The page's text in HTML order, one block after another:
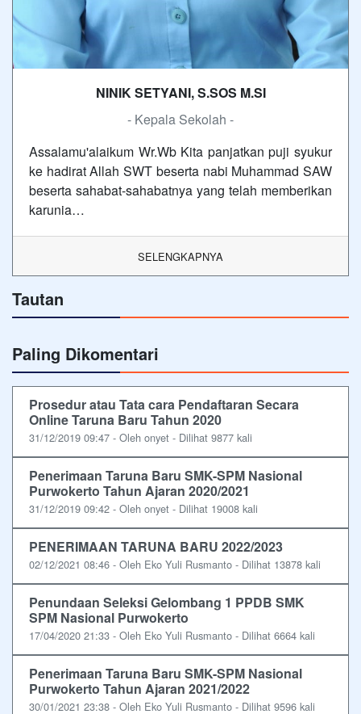
NINIK SETYANI, S.SOS M.SI
- Kepala Sekolah -
Assalamu'alaikum Wr.Wb Kita panjatkan puji syukur
ke hadirat Allah SWT beserta nabi Muhammad SAW
beserta sahabat-sahabatnya yang telah memberikan
karunia…
SELENGKAPNYA
Tautan
Paling Dikomentari
Prosedur atau Tata cara Pendaftaran Secara
Online Taruna Baru Tahun 2020
31/12/2019 09:47 - Oleh onyet - Dilihat 9877 kali
Penerimaan Taruna Baru SMK-SPM Nasional
Purwokerto Tahun Ajaran 2020/2021
31/12/2019 09:42 - Oleh onyet - Dilihat 19008 kali
PENERIMAAN TARUNA BARU 2022/2023
02/12/2021 08:46 - Oleh Eko Yuli Rusmanto - Dilihat 13878 kali
Penundaan Seleksi Gelombang 1 PPDB SMK
SPM Nasional Purwokerto
17/04/2020 21:33 - Oleh Eko Yuli Rusmanto - Dilihat 6664 kali
Penerimaan Taruna Baru SMK-SPM Nasional
Purwokerto Tahun Ajaran 2021/2022
30/01/2021 23:38 - Oleh Eko Yuli Rusmanto - Dilihat 9596 kali